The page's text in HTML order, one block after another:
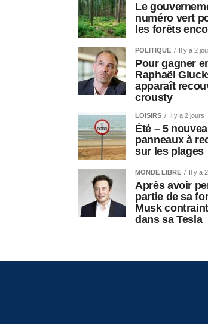
Le
numéro vert
les forêts
POLITIQUE Il y a 2
Pour gagner
Raphaël
apparaît
crousty
LOISIRS Il y a 2 jours
Été – 5
panneaux à
sur les plages
MONDE LIBRE Il y a
Après avoir
partie de sa
Musk
dans sa Tesla